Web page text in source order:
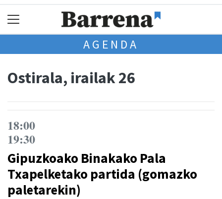
AGENDA
Ostirala, irailak 26
18:00
19:30
Gipuzkoako Binakako Pala
Txapelketako partida (gomazko
paletarekin)